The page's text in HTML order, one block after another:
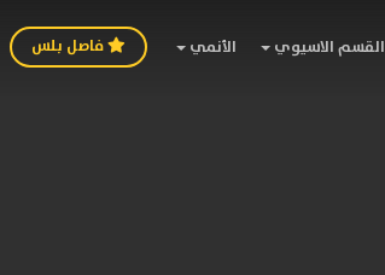
القسم الاسيوي الأنمي فاصل بلس